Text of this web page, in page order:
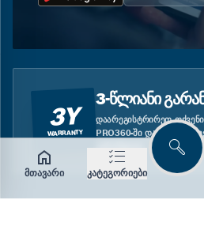
მთავარი კატეგორიები
ძებნა
3Y
WARRANTY
3-ᲬᲚᲘᲐᲜᲘ
ᲓᲐᲐᲠᲔᲒᲘᲡᲢᲠᲘᲠᲔᲗ
PRO360-ᲨᲘ ᲓᲐ
ᲒᲐᲠᲐᲜᲢᲘᲘᲗ.